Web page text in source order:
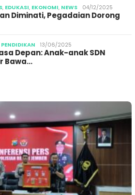
, EDUKASI, EKONOMI, NEWS 04/12/2025
Diminati, Pegadaian Dorong
PENDIDIKAN 13/06/2025
Depan: Anak-anak SDN
Bawa…